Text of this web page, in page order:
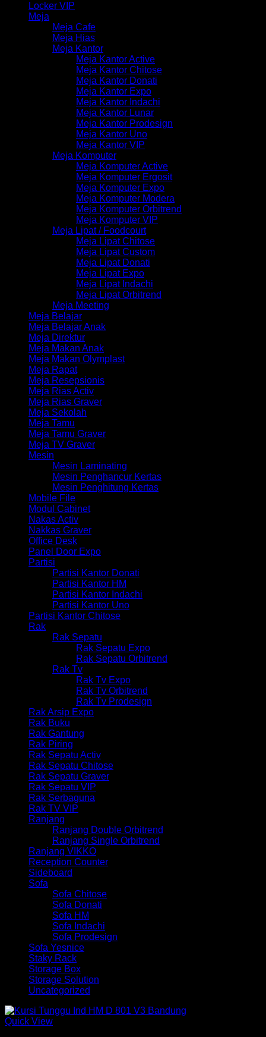
Locker VIP
Meja
Meja Cafe
Meja Hias
Meja Kantor
Meja Kantor Active
Meja Kantor Chitose
Meja Kantor Donati
Meja Kantor Expo
Meja Kantor Indachi
Meja Kantor Lunar
Meja Kantor Prodesign
Meja Kantor Uno
Meja Kantor VIP
Meja Komputer
Meja Komputer Active
Meja Komputer Ergosit
Meja Komputer Expo
Meja Komputer Modera
Meja Komputer Orbitrend
Meja Komputer VIP
Meja Lipat / Foodcourt
Meja Lipat Chitose
Meja Lipat Custom
Meja Lipat Donati
Meja Lipat Expo
Meja Lipat Indachi
Meja Lipat Orbitrend
Meja Meeting
Meja Belajar
Meja Belajar Anak
Meja Direktur
Meja Makan Anak
Meja Makan Olymplast
Meja Rapat
Meja Resepsionis
Meja Rias Activ
Meja Rias Graver
Meja Sekolah
Meja Tamu
Meja Tamu Graver
Meja TV Graver
Mesin
Mesin Laminating
Mesin Penghancur Kertas
Mesin Penghitung Kertas
Mobile File
Modul Cabinet
Nakas Activ
Nakkas Graver
Office Desk
Panel Door Expo
Partisi
Partisi Kantor Donati
Partisi Kantor HM
Partisi Kantor Indachi
Partisi Kantor Uno
Partisi Kantor Chitose
Rak
Rak Sepatu
Rak Sepatu Expo
Rak Sepatu Orbitrend
Rak Tv
Rak Tv Expo
Rak Tv Orbitrend
Rak Tv Prodesign
Rak Arsip Expo
Rak Buku
Rak Gantung
Rak Piring
Rak Sepatu Activ
Rak Sepatu Chitose
Rak Sepatu Graver
Rak Sepatu VIP
Rak Serbaguna
Rak TV VIP
Ranjang
Ranjang Double Orbitrend
Ranjang Single Orbitrend
Ranjang VIKKO
Reception Counter
Sideboard
Sofa
Sofa Chitose
Sofa Donati
Sofa HM
Sofa Indachi
Sofa Prodesign
Sofa Yesnice
Staky Rack
Storage Box
Storage Solution
Uncategorized
Quick View